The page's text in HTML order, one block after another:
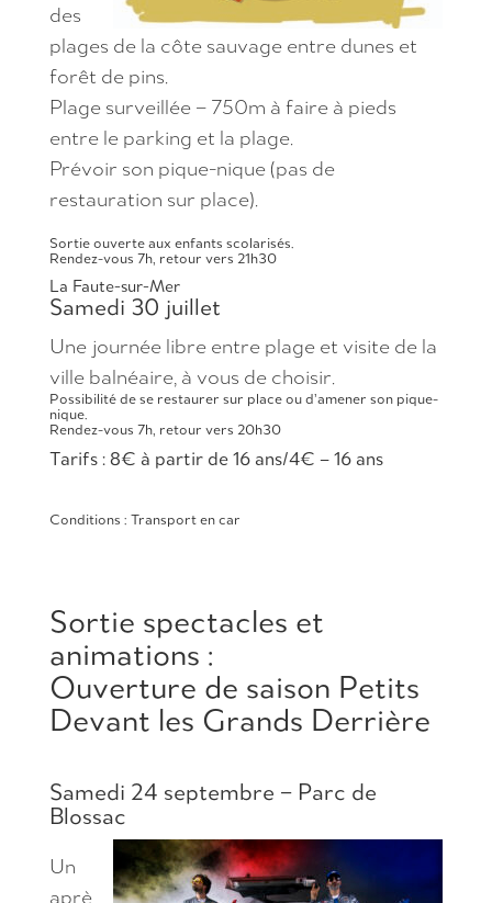
des
plages de la côte sauvage entre dunes et
forêt de pins.
Plage surveillée – 750m à faire à pieds
entre le parking et la plage.
Prévoir son pique-nique (pas de
restauration sur place).
Sortie ouverte aux enfants scolarisés.
Rendez-vous 7h, retour vers 21h30
La Faute-sur-Mer
Samedi 30 juillet
Une journée libre entre plage et visite de la
ville balnéaire, à vous de choisir.
Possibilité de se restaurer sur place ou d’amener son pique-
nique.
Rendez-vous 7h, retour vers 20h30
Tarifs : 8€ à partir de 16 ans/4€ – 16 ans
Conditions : Transport en car
Sortie spectacles et
animations :
Ouverture de saison Petits
Devant les Grands Derrière
Samedi 24 septembre – Parc de
Blossac
Un
aprè